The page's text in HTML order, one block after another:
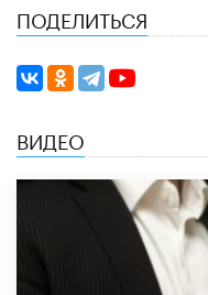
ПОДЕЛИТЬСЯ
ВИДЕО